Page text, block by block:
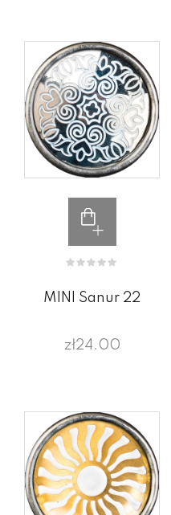
MINI Sanur 22
zł24.00